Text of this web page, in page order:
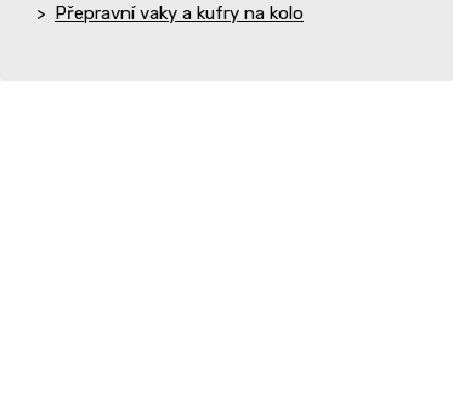
Přepravní vaky a kufry na kolo